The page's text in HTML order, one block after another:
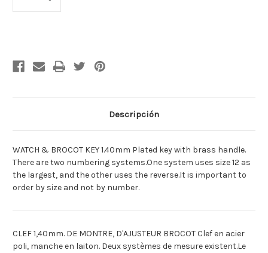
de
Descripción
WATCH & BROCOT KEY 1.40mm Plated key with brass handle.
There are two numbering systems.One system uses size 12 as
the largest, and the other uses the reverse.It is important to
order by size and not by number.
CLEF 1,40mm. DE MONTRE, D'AJUSTEUR BROCOT Clef en acier
poli, manche en laiton. Deux systèmes de mesure existent.Le